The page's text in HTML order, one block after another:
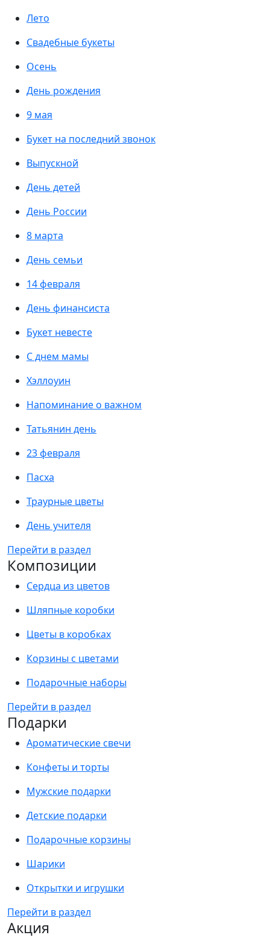
Лето
Свадебные букеты
Осень
День рождения
9 мая
Букет на последний звонок
Выпускной
День детей
День России
8 марта
День семьи
14 февраля
День финансиста
Букет невесте
С днем мамы
Хэллоуин
Напоминание о важном
Татьянин день
23 февраля
Пасха
Траурные цветы
День учителя
Перейти в раздел
Композиции
Сердца из цветов
Шляпные коробки
Цветы в коробках
Корзины с цветами
Подарочные наборы
Перейти в раздел
Подарки
Ароматические свечи
Конфеты и торты
Мужские подарки
Детские подарки
Подарочные корзины
Шарики
Открытки и игрушки
Перейти в раздел
Акция